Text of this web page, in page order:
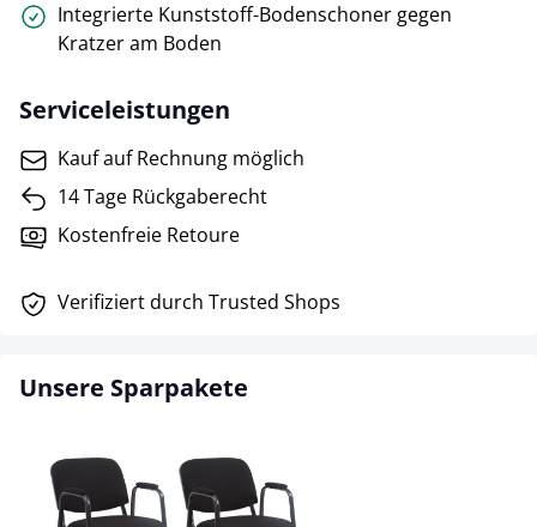
Integrierte Kunststoff-Bodenschoner gegen
Kratzer am Boden
Serviceleistungen
Kauf auf Rechnung möglich
14 Tage Rückgaberecht
Kostenfreie Retoure
Verifiziert durch Trusted Shops
Unsere Sparpakete